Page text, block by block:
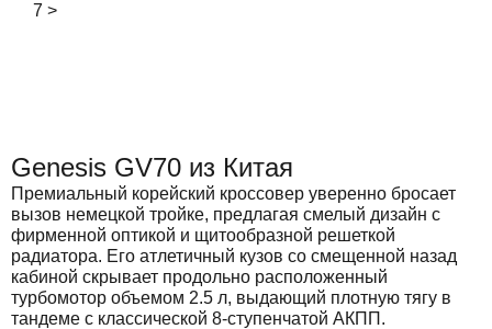
7 >
Genesis GV70 из Китая
Премиальный корейский кроссовер уверенно бросает
вызов немецкой тройке, предлагая смелый дизайн с
фирменной оптикой и щитообразной решеткой
радиатора. Его атлетичный кузов со смещенной назад
кабиной скрывает продольно расположенный
турбомотор объемом 2.5 л, выдающий плотную тягу в
тандеме с классической 8-ступенчатой АКПП.